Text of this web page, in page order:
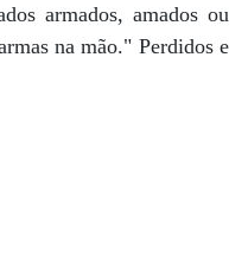
armados, amados ou
na mão." Perdidos e